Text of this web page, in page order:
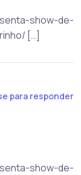
show-de-
[…]
para responder
show-de-